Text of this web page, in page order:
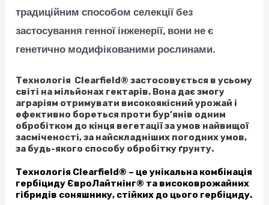
традиційним способом селекції без
застосування генної інженерії, вони не є
генетично модифікованими рослинами.
Технологія Clearfield® застосовується в усьому
світі на мільйонах гектарів. Вона дає змогу
аграріям отримувати високоякісний урожай і
ефективно бореться проти бур’янів одним
обробітком до кінця вегетації за умов найвищої
засміченості, за найскладніших погодних умов,
за будь-якого способу обробітку ґрунту.
Технологія Clearfield® – це унікальна комбінація
гербіциду ЄвроЛайтнінг® та високоврожайних
гібридів соняшнику, стійких до цього гербіциду.